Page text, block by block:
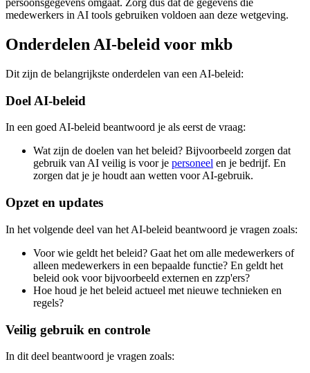
persoonsgegevens omgaat. Zorg dus dat de gegevens die
medewerkers in AI tools gebruiken voldoen aan deze wetgeving.
Onderdelen AI-beleid voor mkb
Dit zijn de belangrijkste onderdelen van een AI-beleid:
Doel AI-beleid
In een goed AI-beleid beantwoord je als eerst de vraag:
Wat zijn de doelen van het beleid? Bijvoorbeeld zorgen dat
gebruik van AI veilig is voor je personeel en je bedrijf. En
zorgen dat je je houdt aan wetten voor AI-gebruik.
Opzet en updates
In het volgende deel van het AI-beleid beantwoord je vragen zoals:
Voor wie geldt het beleid? Gaat het om alle medewerkers of
alleen medewerkers in een bepaalde functie? En geldt het
beleid ook voor bijvoorbeeld externen en zzp'ers?
Hoe houd je het beleid actueel met nieuwe technieken en
regels?
Veilig gebruik en controle
In dit deel beantwoord je vragen zoals: